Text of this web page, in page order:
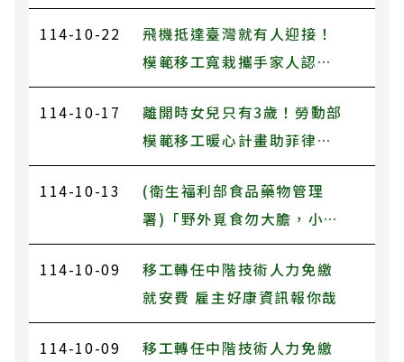
第八款至第十一款規定工作
之轉換雇主或工作程序準
則」及「雇主聘僱外國人許
表，並自即日生效。
114-10-22
飛機抵達臺灣就有人迎接！
模範移工寬栽攜手家人認識
友善臺灣
114-10-17
離開時女兒只有3歲！勞動部
模範移工暖心計畫助菲律賓
移工與女兒重聚
114-10-13
(衛生福利部食品藥物管理
署)「野外覓食勿大膽，小心
誤食恐致命」
114-10-09
移工轉任中階技術人力免繳
就安費 雇主好康資訊報你哉
114-10-09
移工轉任中階技術人力免繳